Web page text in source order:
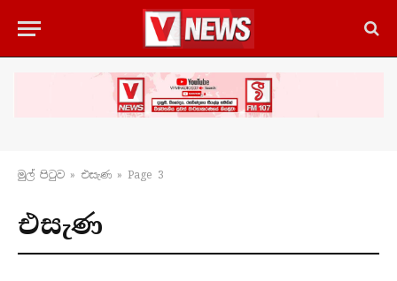
මුල් පිටු​ව » එසැණ » Page 3
එසැණ